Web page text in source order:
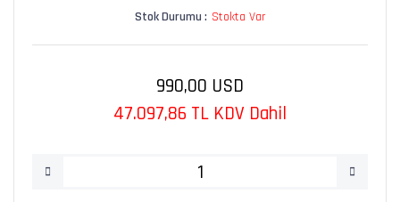
Stok Durumu : Stokta Var
990,00 USD
47.097,86 TL KDV Dahil